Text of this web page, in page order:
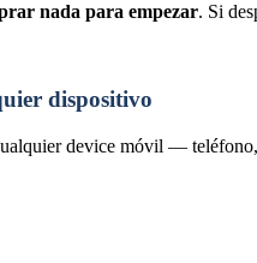
nada para empezar. Si
dispositivo
device móvil —